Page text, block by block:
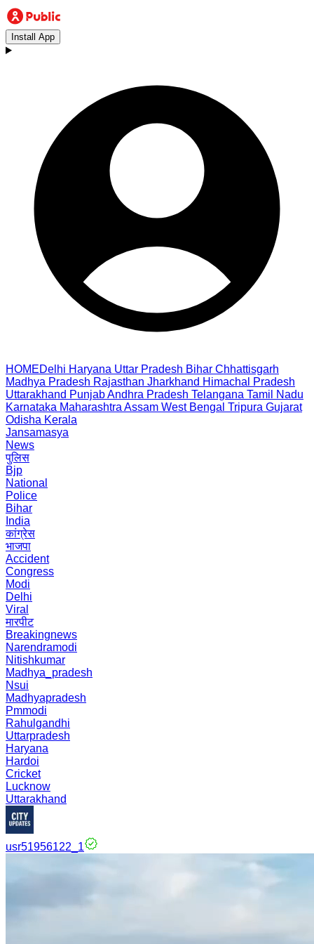
Install App
HOMEDelhi Haryana Uttar Pradesh Bihar Chhattisgarh
Madhya Pradesh Rajasthan Jharkhand Himachal Pradesh
Uttarakhand PunjabAndhra Pradesh Telangana Tamil Nadu
Karnataka Maharashtra Assam West Bengal Tripura Gujarat
Odisha Kerala
Jansamasya
News
पुलिस
Bjp
National
Police
Bihar
India
कांग्रेस
भाजपा
Accident
Congress
Modi
Delhi
Viral
मारपीट
Breakingnews
Narendramodi
Nitishkumar
Madhya_pradesh
Nsui
Madhyapradesh
Pmmodi
Rahulgandhi
Uttarpradesh
Haryana
Hardoi
Cricket
Lucknow
Uttarakhand
usr51956122_1